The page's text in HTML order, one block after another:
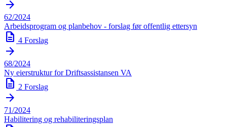
arrow_forward
62/2024
Arbeidsprogram og planbehov - forslag før offentlig ettersyn
description 4 Forslag
arrow_forward
68/2024
Ny eierstruktur for Driftsassistansen VA
description 2 Forslag
arrow_forward
71/2024
Habilitering og rehabiliteringsplan